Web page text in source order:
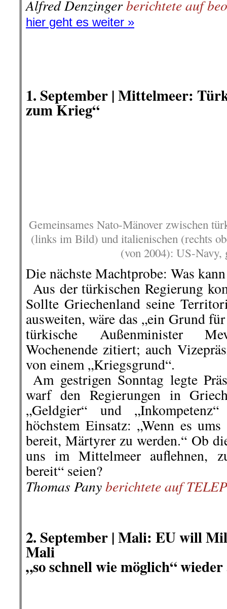
1. September | Mittelmeer:
zum Krieg“
Die nächste Machtprobe: Was
..Aus der türkischen Regierung
warf den Regierungen in
„Geldgier“ und
höchstem Einsatz: „Wenn es
bereit, Märtyrer zu werden.“ Ob
uns im Mittelmeer auflehnen,
bereit“ seien?
Thomas Panyberichtete auf
.
.
2. September |Mali: EU will
Mali
„so schnell wie möglich“
Putschisten in Mali versprechen
Das hat aber nicht lange
das Militär in Malis
übernommen hat, haben die EU,
und die USA den Militärputsch
gehandelt hat, konnte man
Führer der Putschisten
ersten öffentlichen Stellungnahme
nur mit der UN-Mission